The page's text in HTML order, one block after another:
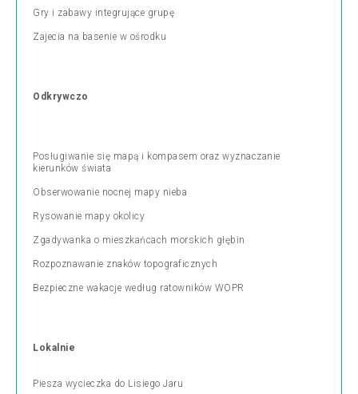
Gry i zabawy integrujące grupę
Zajecia na basenie w ośrodku
Odkrywczo
Posługiwanie się mapą i kompasem oraz wyznaczanie
kierunków świata
Obserwowanie nocnej mapy nieba
Rysowanie mapy okolicy
Zgadywanka o mieszkańcach morskich głębin
Rozpoznawanie znaków topograficznych
Bezpieczne wakacje według ratowników WOPR
Lokalnie
Piesza wycieczka do Lisiego Jaru